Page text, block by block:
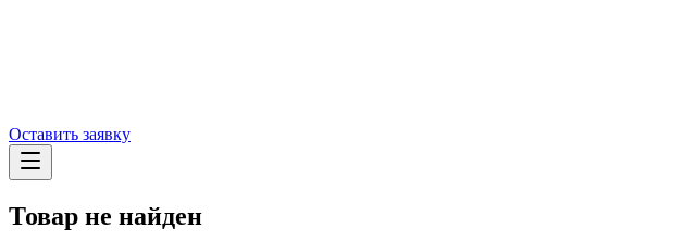
Оставить заявку
Товар не найден